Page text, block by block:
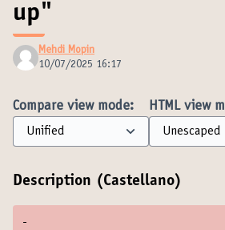
up"
Mehdi Mopin
10/07/2025 16:17
Compare view mode: HTML view
Description (Castellano)
-